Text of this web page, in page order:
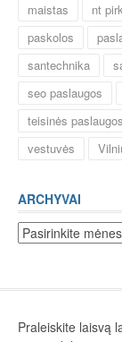
maistas
nt
paskolos
santechnika
seo paslaugos
teisinės
vestuvės
ARCHYVAI
Archyvai
Praleiskite laisvą